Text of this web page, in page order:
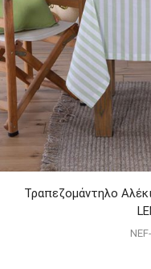
Τραπεζομάντηλο